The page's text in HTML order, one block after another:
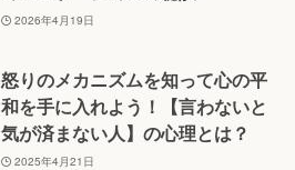
2026年4月19日
怒りのメカニズムを知って心の平
和を手に入れよう！【言わないと
気が済まない人】の心理とは？
2025年4月21日